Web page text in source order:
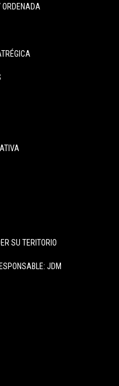
ORDENADA
SU TERITORIO
JDM